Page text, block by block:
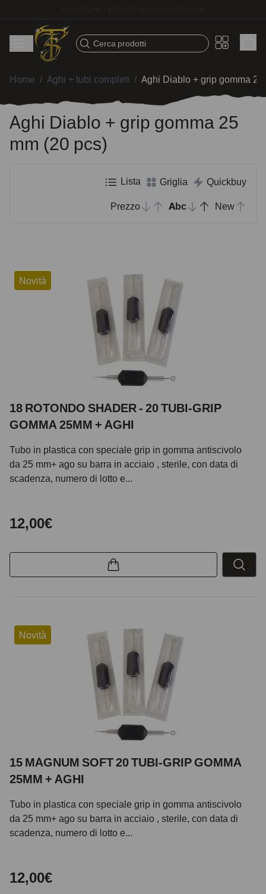
Cerca prodotti
Home / Aghi + tubi completi / Aghi Diablo + grip gomma 25
Aghi Diablo + grip gomma 25
mm (20 pcs)
Lista Griglia Quickbuy
Prezzo Abc New
Novità
18 ROTONDO SHADER - 20 TUBI-GRIP
GOMMA 25MM + AGHI
Tubo in plastica con speciale grip in gomma antiscivolo
da 25 mm+ ago su barra in acciaio , sterile, con data di
scadenza, numero di lotto e...
12,00€
Novità
15 MAGNUM SOFT 20 TUBI-GRIP GOMMA
25MM + AGHI
Tubo in plastica con speciale grip in gomma antiscivolo
da 25 mm+ ago su barra in acciaio , sterile, con data di
scadenza, numero di lotto e...
12,00€